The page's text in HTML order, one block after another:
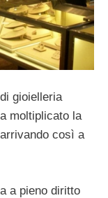
gioielleria
moltiplicato la
così a
a pieno diritto